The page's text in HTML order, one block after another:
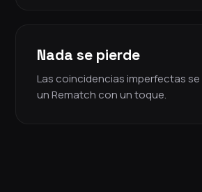
Nada se pierde
Las coincidencias imperfectas
un Rematch con un toque.